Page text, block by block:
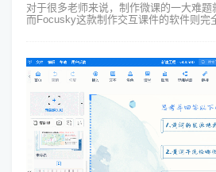
对于很多老师来说，制作微课的一大难题
而Focusky这款制作交互课件的软件则完